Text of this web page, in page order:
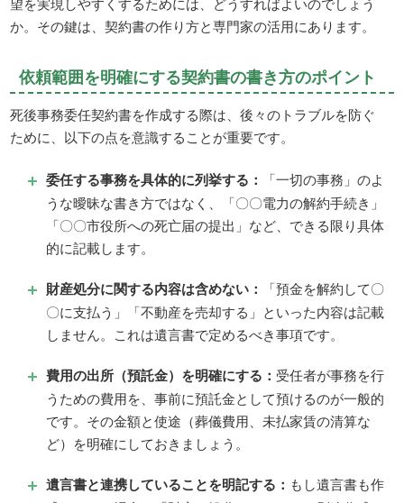
か。その鍵は、契約書の作り方と専門家の活用にあります。
依頼範囲を明確にする契約書の書き方のポイント
死後事務委任契約書を作成する際は、後々のトラブルを防ぐ
ために、以下の点を意識することが重要です。
委任する事務を具体的に列挙する：
「一切の事務」のよ
うな曖昧な書き方ではなく、「〇〇電力の解約手続き」
「〇〇市役所への死亡届の提出」など、できる限り具体
的に記載します。
財産処分に関する内容は含めない：
「預金を解約して〇
〇に支払う」「不動産を売却する」といった内容は記載
しません。これは遺言書で定めるべき事項です。
費用の出所（預託金）を明確にする： 受任者が事務を行
うための費用を、事前に預託金として預けるのが一般的
です。その金額と使途（葬儀費用、未払家賃の清算な
ど）を明確にしておきましょう。
遺言書と連携していることを明記する： もし遺言書も作